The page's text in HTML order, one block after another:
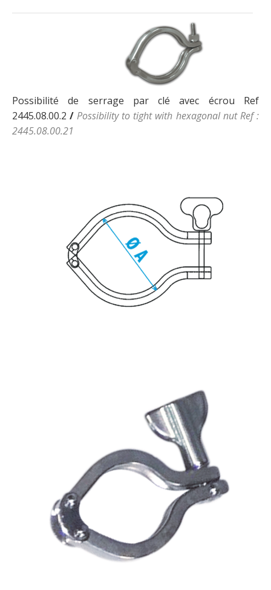
Possibilité de serrage par clé avec écrou Ref
2445.08.00.2 / Possibility to tight with hexagonal nut Ref :
2445.08.00.21